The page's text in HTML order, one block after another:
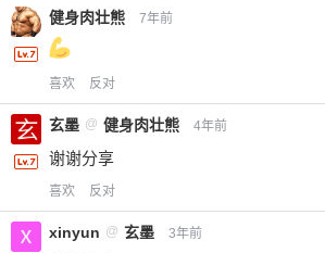
健身肉壮熊 7年前
喜欢 反对
玄墨 @ 健身肉壮熊 4年前
谢谢分享
喜欢 反对
xinyun @ 玄墨 3年前